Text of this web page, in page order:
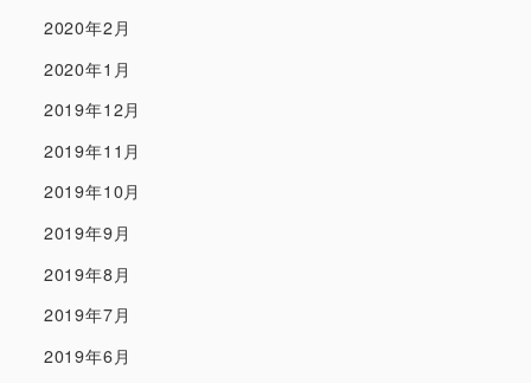
2020年2月
2020年1月
2019年12月
2019年11月
2019年10月
2019年9月
2019年8月
2019年7月
2019年6月